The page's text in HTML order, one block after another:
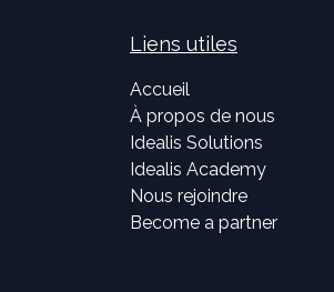
Liens utiles
Accueil
À propos de nous
Idealis Solutions
Idealis Academy
Nous rejoindre
Become a partner